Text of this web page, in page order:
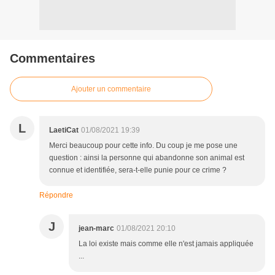
Commentaires
Ajouter un commentaire
L LaetiCat 01/08/2021 19:39
Merci beaucoup pour cette info. Du coup je me pose une
question : ainsi la personne qui abandonne son animal est
connue et identifiée, sera-t-elle punie pour ce crime ?
Répondre
J jean-marc 01/08/2021 20:10
La loi existe mais comme elle n'est jamais appliquée
...